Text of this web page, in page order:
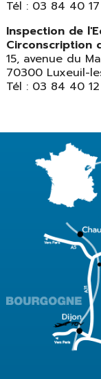
Tél : 03 84 40
Inspection de
Circonscription
15, avenue du
70300 Luxeuil-
Tél : 03 84 40